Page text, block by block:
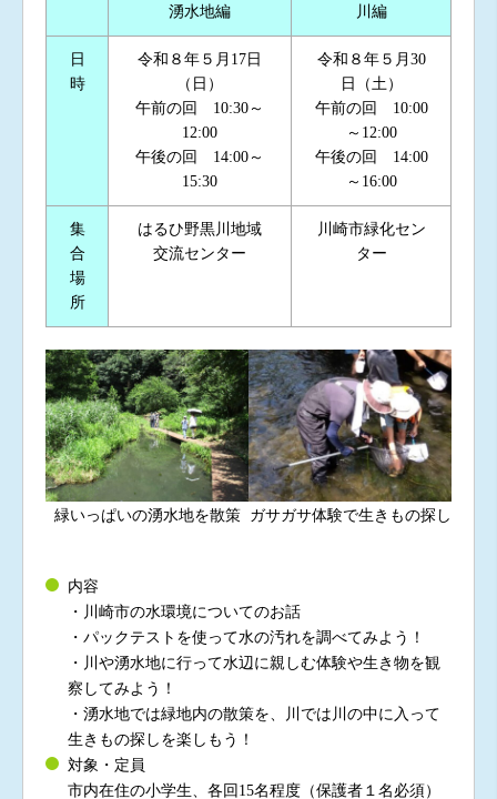
湧水地編 川編
日
時
令和８年５月17日
（日）
午前の回 10:30～
12:00
午後の回 14:00～
15:30
令和８年５月30
日（土）
午前の回 10:00
～12:00
午後の回 14:00
～16:00
集
合
場
所
はるひ野黒川地域
交流センター
川崎市緑化セン
ター
緑いっぱいの湧水地を散策 ガサガサ体験で生きもの探し
内容
・川崎市の水環境についてのお話
・パックテストを使って水の汚れを調べてみよう！
・川や湧水地に行って水辺に親しむ体験や生き物を観
察してみよう！
・湧水地では緑地内の散策を、川では川の中に入って
生きもの探しを楽しもう！
対象・定員
市内在住の小学生、各回15名程度（保護者１名必須）